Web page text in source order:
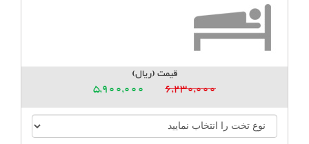
قیمت (ریال)
6,230,000
5,900,000